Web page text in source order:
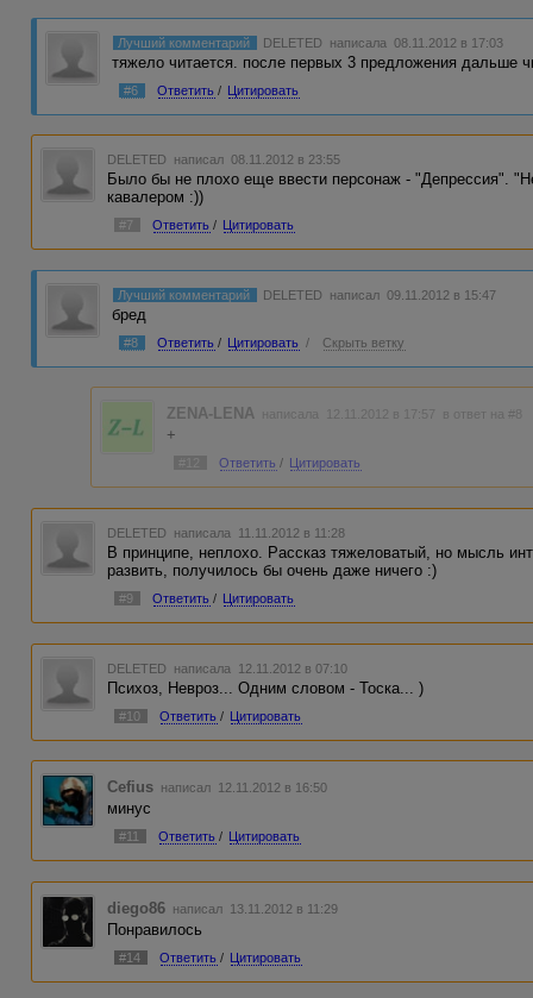
Лучший комментарий DELETED написала 08.11.2012 в 17:03
тяжело читается. после первых 3 предложения дальше
#6 Ответить / Цитировать
DELETED написал 08.11.2012 в 23:55
Было бы не плохо еще ввести персонаж - "Депрессия".
кавалером :))
#7 Ответить / Цитировать
Лучший комментарий DELETED написал 09.11.2012 в 15:47
бред
#8 Ответить / Цитировать / Скрыть ветку
ZENA-LENA написала 12.11.2012 в 17:57 в ответ на #8
+
Ответить / Цитировать
DELETED написала 11.11.2012 в 11:28
В принципе, неплохо. Рассказ тяжеловатый, но мысль
развить, получилось бы очень даже ничего :)
#9 Ответить / Цитировать
DELETED написала 12.11.2012 в 07:10
Психоз, Невроз... Одним словом - Тоска... )
#10 Ответить / Цитировать
Cefius написал 12.11.2012 в 16:50
минус
#11 Ответить / Цитировать
diego86 написал 13.11.2012 в 11:29
Понравилось
#14 Ответить / Цитировать